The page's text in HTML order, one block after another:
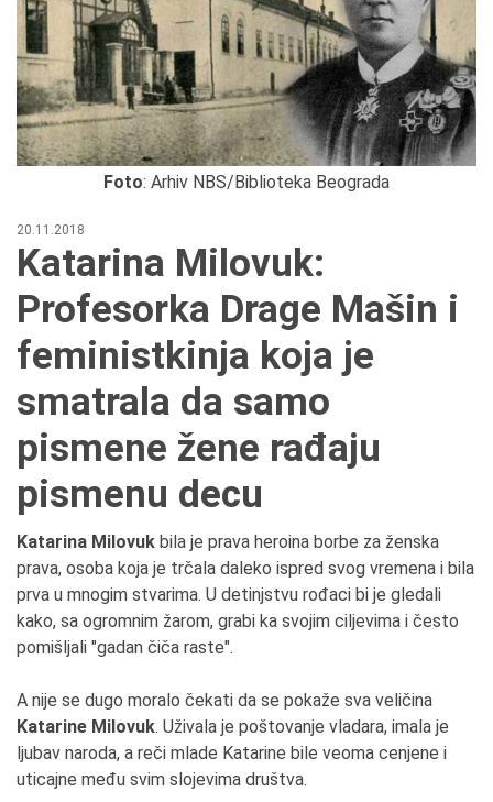
Foto: Arhiv NBS/Biblioteka Beograda
20.11.2018
Katarina Milovuk:
Profesorka Drage Mašin i
feministkinja koja je
smatrala da samo
pismene žene rađaju
pismenu decu
Katarina Milovuk bila je prava heroina borbe za ženska
prava, osoba koja je trčala daleko ispred svog vremena i bila
prva u mnogim stvarima. U detinjstvu rođaci bi je gledali
kako, sa ogromnim žarom, grabi ka svojim ciljevima i često
pomišljali "gadan čiča raste".
A nije se dugo moralo čekati da se pokaže sva veličina
Katarine Milovuk. Uživala je poštovanje vladara, imala je
ljubav naroda, a reči mlade Katarine bile veoma cenjene i
uticajne među svim slojevima društva.